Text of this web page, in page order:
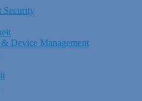
Security
Device Management